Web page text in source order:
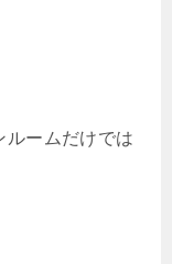
ルームだけでは